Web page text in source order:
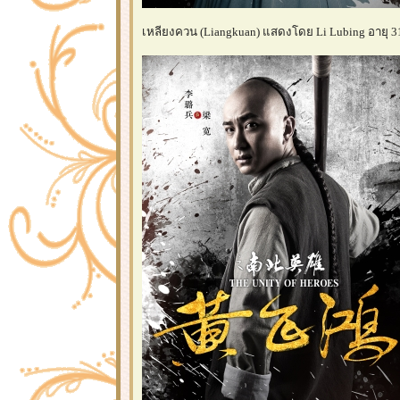
เหลียงควน (Liangkuan) แสดงโดย Li Lubing อายุ